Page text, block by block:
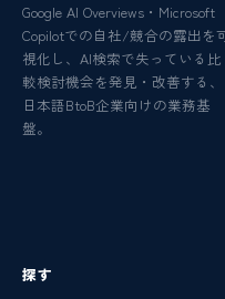
Google AI Overviews・Microsoft
Copilotでの自社/競合の露出を
視化し、AI検索で失っている比
較検討機会を発見・改善する、
日本語BtoB企業向けの業務基
盤。
探す